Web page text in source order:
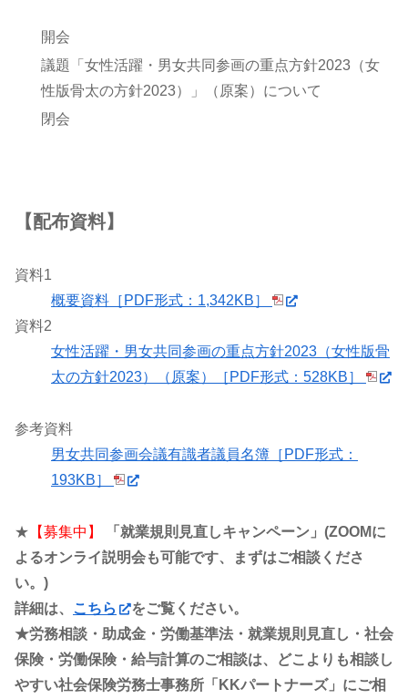
開会
議題「女性活躍・男女共同参画の重点方針2023（女
性版骨太の方針2023）」（原案）について
閉会
【配布資料】
資料1
概要資料［PDF形式：1,342KB］
資料2
女性活躍・男女共同参画の重点方針2023（女性版骨
太の方針2023）（原案）［PDF形式：528KB］
参考資料
男女共同参画会議有識者議員名簿［PDF形式：
193KB］
★ 【募集中】
「就業規則見直しキャンペーン」(ZOOMに
よるオンライ説明会も可能です、まずはご相談くださ
い。)
詳細は、
こちら
をご覧ください。
★労務相談・助成金・労働基準法・就業規則見直し・社会
保険・労働保険・給与計算のご相談は、どこよりも相談し
やすい社会保険労務士事務所「KKパートナーズ」にご相